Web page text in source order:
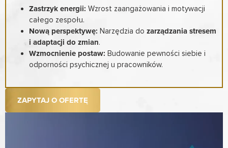
Zastrzyk energii: Wzrost zaangażowania i motywacji
całego zespołu.
Nową perspektywę: Narzędzia do zarządzania stresem
i adaptacji do zmian.
Wzmocnienie postaw: Budowanie pewności siebie i
odporności psychicznej u pracowników.
ZAPYTAJ O OFERTĘ